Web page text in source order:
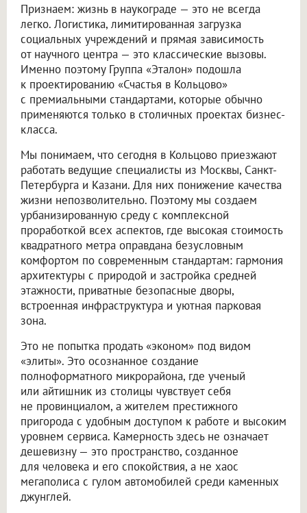
Признаем: жизнь в наукограде — это не всегда
легко. Логистика, лимитированная загрузка
социальных учреждений и прямая зависимость
от научного центра — это классические вызовы.
Именно поэтому Группа «Эталон» подошла
к проектированию «Счастья в Кольцово»
с премиальными стандартами, которые обычно
применяются только в столичных проектах бизнес-
класса.
Мы понимаем, что сегодня в Кольцово приезжают
работать ведущие специалисты из Москвы, Санкт-
Петербурга и Казани. Для них понижение качества
жизни непозволительно. Поэтому мы создаем
урбанизированную среду с комплексной
проработкой всех аспектов, где высокая стоимость
квадратного метра оправдана безусловным
комфортом по современным стандартам: гармония
архитектуры с природой и застройка средней
этажности, приватные безопасные дворы,
встроенная инфраструктура и уютная парковая
зона.
Это не попытка продать «эконом» под видом
«элиты». Это осознанное создание
полноформатного микрорайона, где ученый
или айтишник из столицы чувствует себя
не провинциалом, а жителем престижного
пригорода с удобным доступом к работе и высоким
уровнем сервиса. Камерность здесь не означает
дешевизну — это пространство, созданное
для человека и его спокойствия, а не хаос
мегаполиса с гулом автомобилей среди каменных
джунглей.